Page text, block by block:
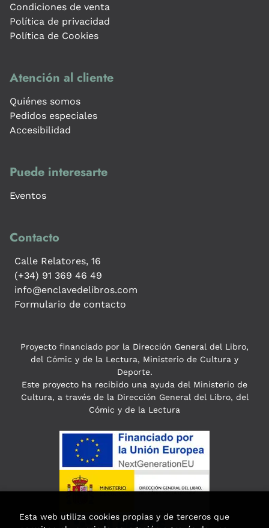
Condiciones de venta
Política de privacidad
Política de Cookies
Atención al cliente
Quiénes somos
Pedidos especiales
Accesibilidad
Puede interesarte
Eventos
Contacto
Calle Relatores, 16
(+34) 91 369 46 49
info@enclavedelibros.com
Formulario de contacto
Proyecto financiado por la Dirección General del Libro,
del Cómic y de la Lectura, Ministerio de Cultura y
Deporte.
Este proyecto ha recibido una ayuda del Ministerio de
Cultura, a través de la Dirección General del Libro, del
Cómic y de la Lectura
Esta web utiliza cookies propias y de terceros que